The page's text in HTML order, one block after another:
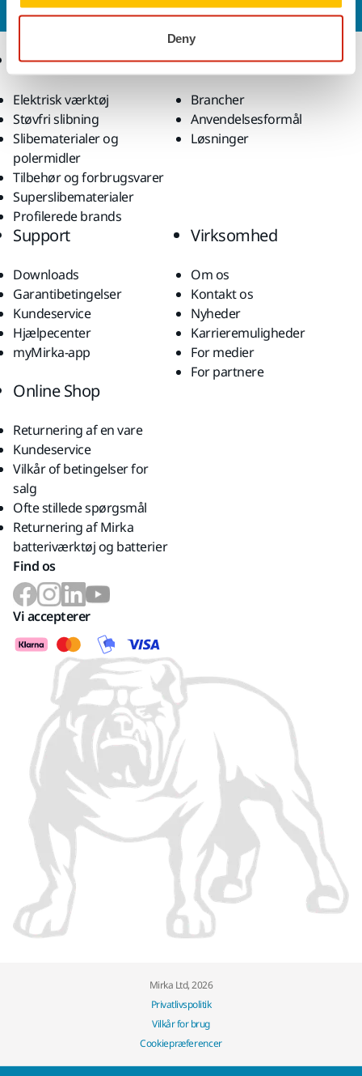
Deny
Produkter
Elektrisk værktøj
Støvfri slibning
Slibematerialer og
polermidler
Tilbehør og forbrugsvarer
Superslibematerialer
Profilerede brands
Knowhow
Brancher
Anvendelsesformål
Løsninger
Support
Downloads
Garantibetingelser
Kundeservice
Hjælpecenter
myMirka-app
Virksomhed
Om os
Kontakt os
Nyheder
Karrieremuligheder
For medier
For partnere
Online Shop
Returnering af en vare
Kundeservice
Vilkår of betingelser for
salg
Ofte stillede spørgsmål
Returnering af Mirka
batteriværktøj og batterier
Find os
Vi accepterer
Mirka Ltd, 2026
Privatlivspolitik
Vilkår for brug
Cookiepræferencer